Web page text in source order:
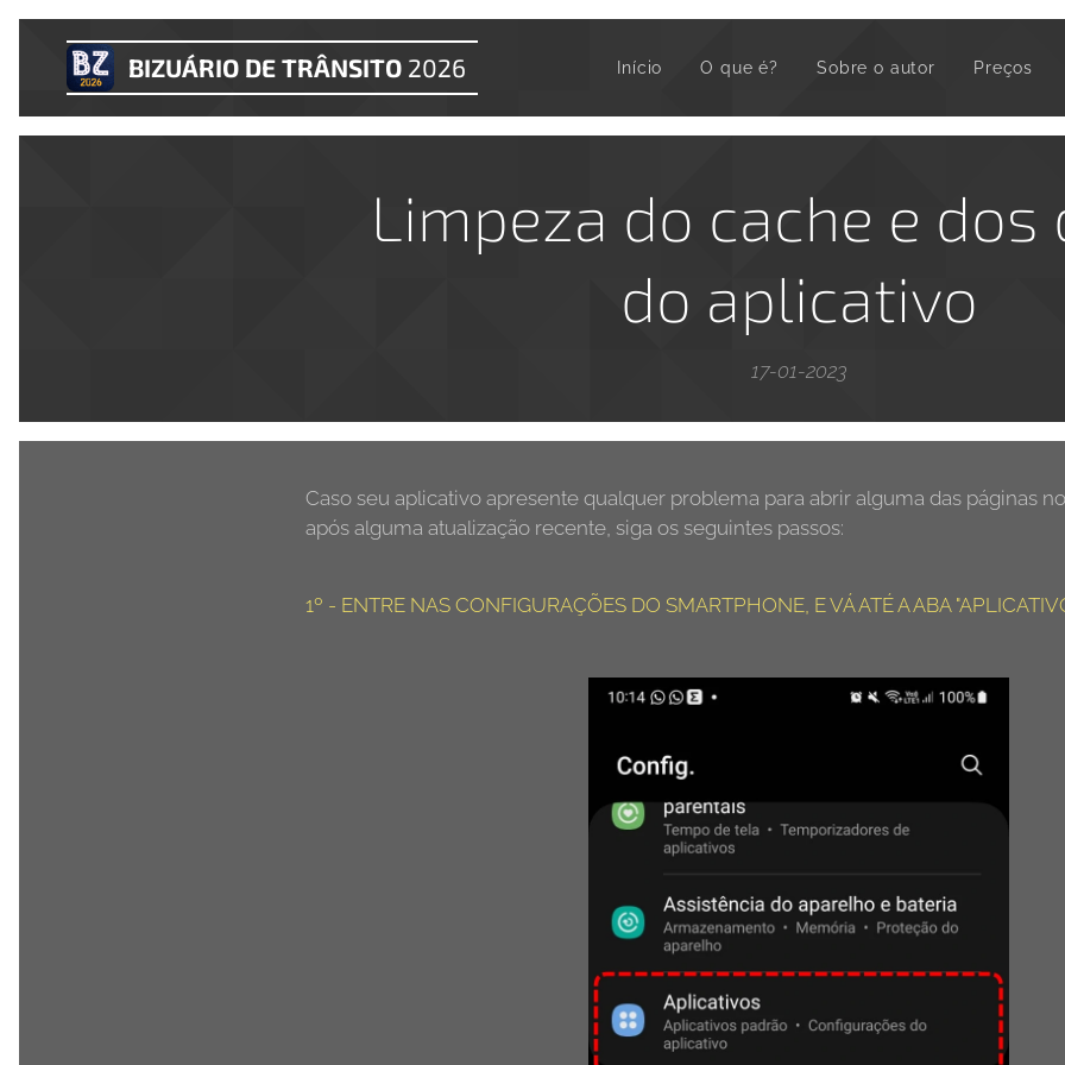
BIZUÁRIO DE TRÂNSITO 2026 Início O que é? Sobre o autor Preços
Limpeza do cache e dos
do aplicativo
17-01-2023
Caso seu aplicativo apresente qualquer problema para abrir alguma das páginas
após alguma atualização recente, siga os seguintes passos:
1º - ENTRE NAS CONFIGURAÇÕES DO SMARTPHONE, E VÁ ATÉ A ABA